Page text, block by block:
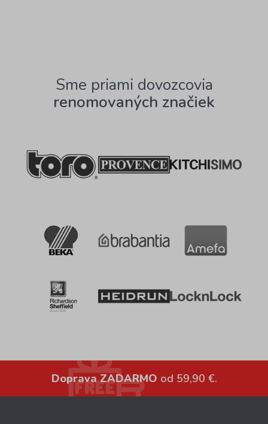
Sme priami dovozcovia
renomovaných značiek
Doprava ZADARMO od 59,90 €.